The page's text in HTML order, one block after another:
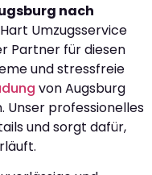
nach
Umzugsservice
Partner für diesen
und stressfreie
von Augsburg
Unser professionelles
und sorgt dafür,